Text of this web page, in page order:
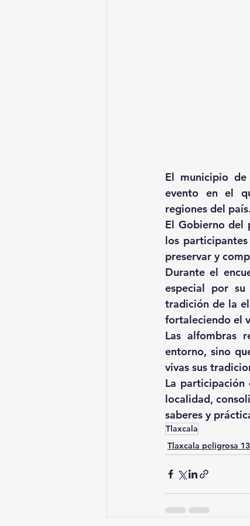
El municipio de
evento en el
regiones del país.
El Gobierno del
los
preservar y
Durante el
especial por
tradición de la
fortaleciendo el
Las alfombras
entorno, sino
vivas sus
La
localidad,
saberes y
Tlaxcala
Tlaxcala peligrosa